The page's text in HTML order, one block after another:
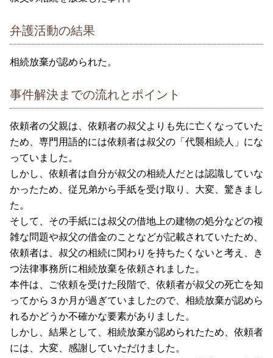
弁護活動の結果
相続放棄が認められた。
事件解決までの流れとポイント
依頼者の父親は、依頼者の叔父よりも先に亡くなっていた
ため、専門用語的には依頼者は叔父の「代襲相続人」にな
っていました。
しかし、依頼者は自分が叔父の相続人だとは認識していな
かったため、従兄弟から手紙を受け取り、大変、驚きまし
た。
そして、その手紙には叔父の借地上の建物の処分などの複
雑な問題や叔父の借金のことなどが記載されていたため、
依頼者は、叔父の相続に関わりを持ちたくないと考え、き
つ法律事務所に相続放棄を依頼されました。
本件は、ご依頼を受けた段階で、依頼者が叔父の死亡を知
ってから３か月が過ぎていましたので、相続放棄が認めら
れるかどうか不確かな要素がありました。
しかし、結果として、相続放棄が認められたため、依頼者
には、大変、感謝していただけました。